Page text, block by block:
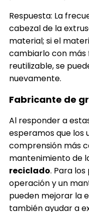
Respuesta: La
cabezal de la
material; si el
cambiarlo con más
reutilizable, se
nuevamente.
Fabricante de
Al responder a
esperamos que los
comprensión más
mantenimiento de
reciclado. Para
operación y un
pueden mejorar la
también ayudar a